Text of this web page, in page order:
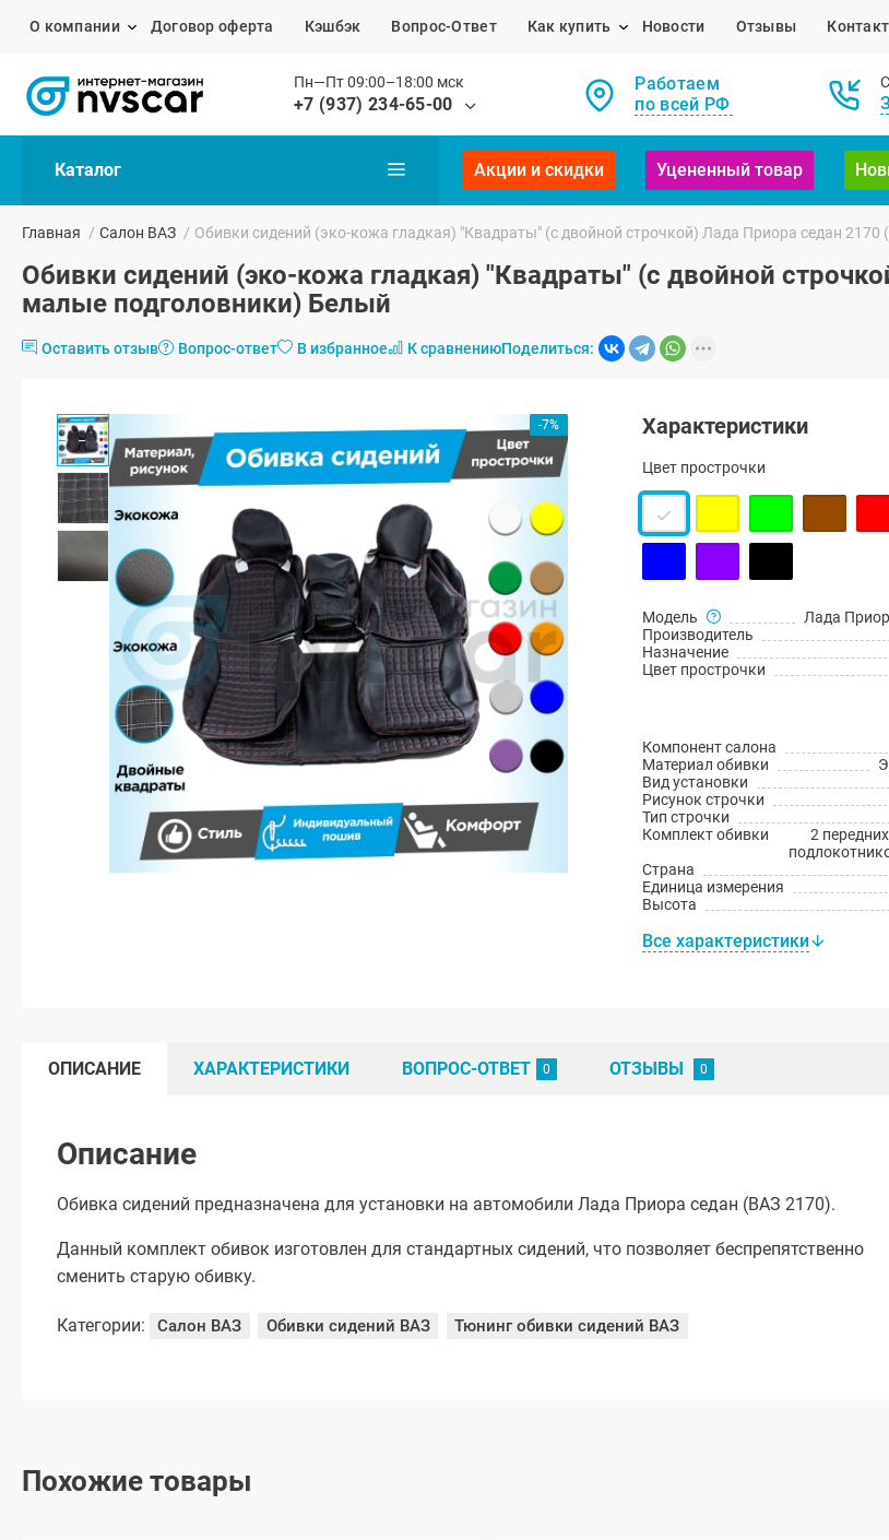
О компании Договор оферта Кэшбэк Вопрос-Ответ Как купить Новости Отзывы
Пн—Пт 09:00–18:00 мск
+7 (937) 234-65-00
Работаем
по всей РФ
Каталог Акции и скидки Уцененный товар
Главная / Салон ВАЗ / Обивки сидений (эко-кожа гладкая) "Квадраты" (с двойной строчкой) Лада Приора седан
Обивки сидений (эко-кожа гладкая) "Квадраты" (с двойной
малые подголовники) Белый
Оставить отзыв Вопрос-ответ В избранное К сравнениюПоделиться:
-7% Характеристики
Цвет прострочки
Модель
Лада
Производитель
Назначение
Цвет прострочки
Компонент салона
Материал обивки
Вид установки
Рисунок строчки
Тип строчки
Комплект обивки
2
Страна
Единица измерения
Высота
Все характеристики
ОПИСАНИЕ ХАРАКТЕРИСТИКИ ВОПРОС-ОТВЕТ ОТЗЫВЫ
Описание
Обивка сидений предназначена для установки на автомобили Лада Приора седан (ВАЗ 2170).
Данный комплект обивок изготовлен для стандартных сидений, что позволяет беспрепятственно
сменить старую обивку.
Категории: Салон ВАЗ Обивки сидений ВАЗ Тюнинг обивки сидений ВАЗ
Похожие товары